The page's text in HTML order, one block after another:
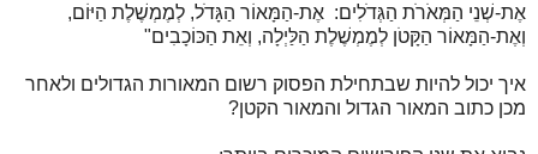
אֶת-שְׁנֵי הַמְּאֹרֹת הַגְּדֹלִים: אֶת-הַמָּאוֹר הַגָּדֹל, לְמֶמְשֶׁלֶת הַיּוֹם,
וְאֶת-הַמָּאוֹר הַקָּטֹן לְמֶמְשֶׁלֶת הַלַּיְלָה, וְאֵת הַכּוֹכָבִים"
איך יכול להיות שבתחילת הפסוק רשום המאורות הגדולים ולאחר
מכן כתוב המאור הגדול והמאור הקטן?